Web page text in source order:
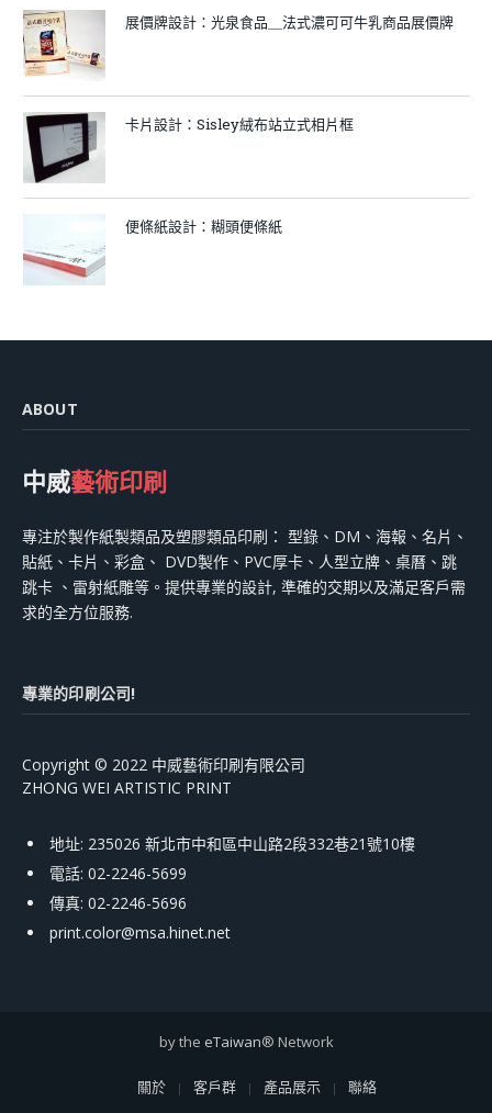
展價牌設計：光泉食品＿法式濃可可牛乳商品展價牌
卡片設計：Sisley絨布站立式相片框
便條紙設計：糊頭便條紙
ABOUT
中威藝術印刷
專注於製作紙製類品及塑膠類品印刷： 型錄、DM、海報、名片、
貼紙、卡片、彩盒、 DVD製作、PVC厚卡、人型立牌、桌曆、跳
跳卡 、雷射紙雕等。提供專業的設計, 準確的交期以及滿足客戶需
求的全方位服務.
專業的印刷公司!
Copyright © 2022 中威藝術印刷有限公司
ZHONG WEI ARTISTIC PRINT
地址: 235026 新北市中和區中山路2段332巷21號10樓
電話: 02-2246-5699
傳真: 02-2246-5696
print.color@msa.hinet.net
by the eTaiwan® Network
關於 客戶群 產品展示 聯絡